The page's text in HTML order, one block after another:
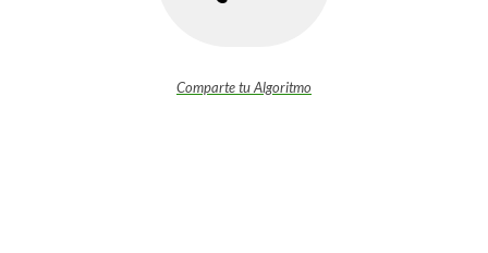
Comparte tu Algoritmo